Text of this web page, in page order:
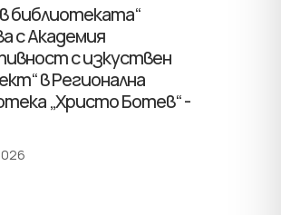
библиотеката“
с Академия
с изкуствен
в Регионална
„Христо Ботев“ -